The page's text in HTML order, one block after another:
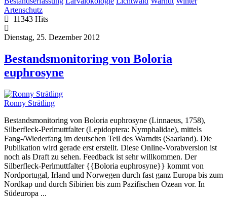
Artenschutz
11343 Hits
Dienstag, 25. Dezember 2012
Bestandsmonitoring von Boloria
euphrosyne
Ronny Strätling
Bestandsmonitoring von Boloria euphrosyne (Linnaeus, 1758),
Silberfleck-Perlmuttfalter (Lepidoptera: Nymphalidae), mittels
Fang-/Wiederfang im deutschen Teil des Warndts (Saarland). Die
Publikation wird gerade erst erstellt. Diese Online-Vorabversion ist
noch als Draft zu sehen. Feedback ist sehr willkommen. Der
Silberfleck-Perlmuttfalter {{Boloria euphrosyne}} kommt von
Nordportugal, Irland und Norwegen durch fast ganz Europa bis zum
Nordkap und durch Sibirien bis zum Pazifischen Ozean vor. In
Südeuropa ...